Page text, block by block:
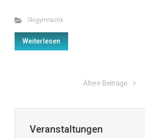
Skigymnastik
Weiterlesen
Ältere Beiträge
Veranstaltungen